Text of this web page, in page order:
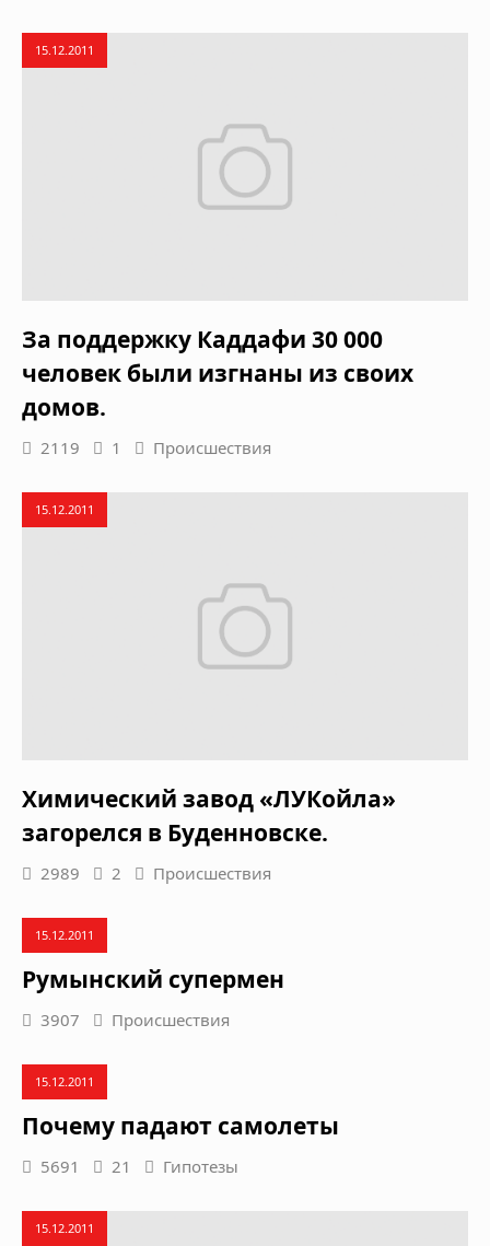
15.12.2011
За поддержку Каддафи 30 000
человек были изгнаны из своих
домов.
2119 1 Происшествия
15.12.2011
Химический завод «ЛУКойла»
загорелся в Буденновске.
2989 2 Происшествия
15.12.2011
Румынский супермен
3907 Происшествия
15.12.2011
Почему падают самолеты
5691 21 Гипотезы
15.12.2011